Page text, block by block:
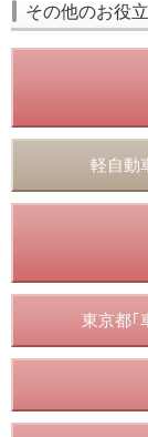
その他のお役
軽自動
東京都｢